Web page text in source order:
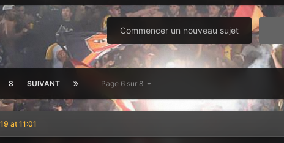
Commencer un nouveau sujet
8 SUIVANT Page 6 sur 8
at 11:01